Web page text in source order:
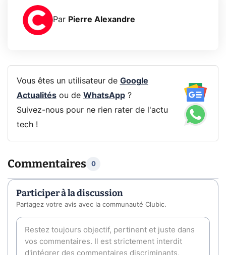
Par Pierre Alexandre
Vous êtes un utilisateur de Google
Actualitésou de WhatsApp?
Suivez-nous pour ne rien rater de l'actu
tech !
Commentaires 0
Participer à la discussion
Partagez votre avis avec la communauté Clubic.